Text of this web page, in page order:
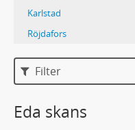
Karlstad
Röjdafors
Filter
Eda skans